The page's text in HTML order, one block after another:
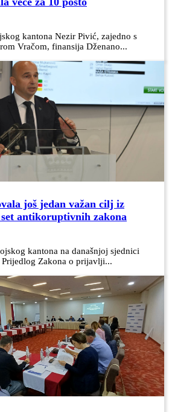
kantona Nezir Pivić, zajedno s
Vračom, finansija Dženano...
još jedan važan cilj iz
set antikoruptivnih zakona
kantona na današnjoj sjednici
Zakona o prijavlji...